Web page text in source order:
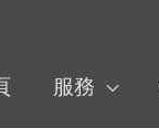
服務